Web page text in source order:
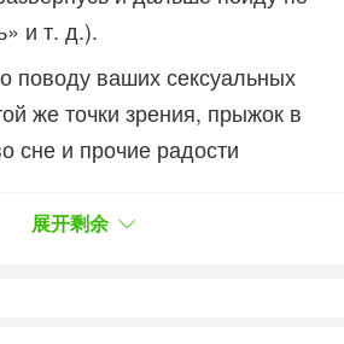
и т. д.).
поводу ваших сексуальных
же точки зрения, прыжок в
сне и прочие радости
индивида брякнуться с
展开剩余